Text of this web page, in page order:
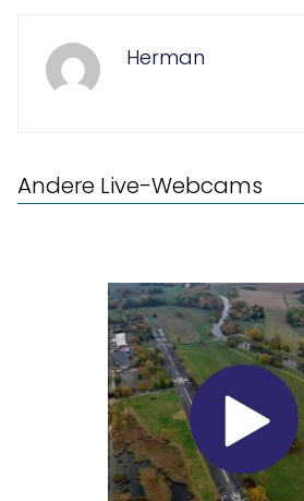
Herman
Andere Live-Webcams